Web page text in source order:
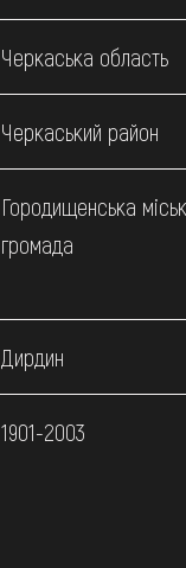
Черкаська область
Черкаський район
Городищенська
громада
Дирдин
1901-2003